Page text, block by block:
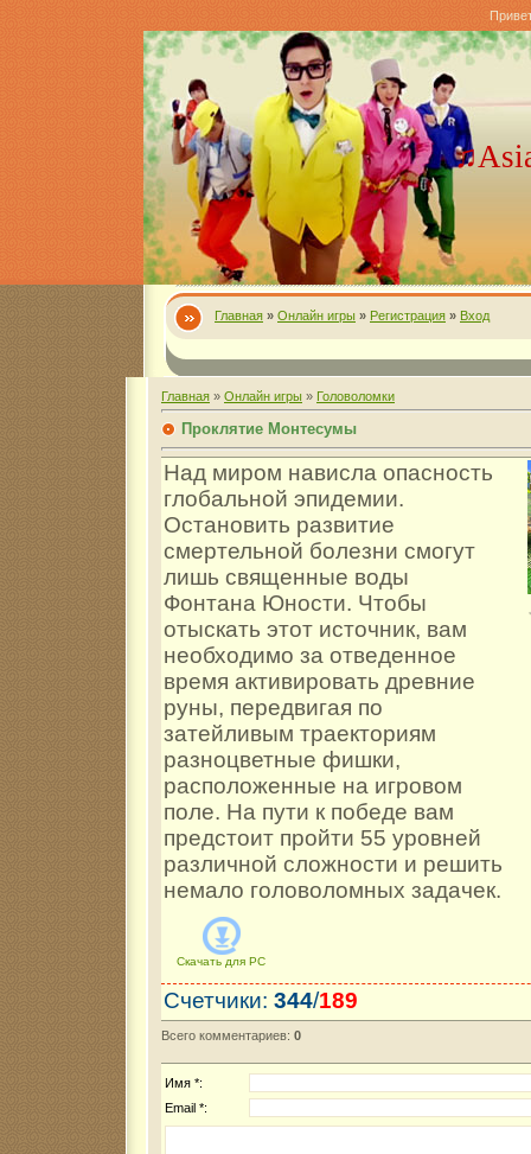
Главная » Онлайн игры » Регистрация » Вход
Главная » Онлайн игры » Головоломки
Проклятие Монтесумы
Над миром нависла опасность
глобальной эпидемии.
Остановить развитие
смертельной болезни смогут
лишь священные воды
Фонтана Юности. Чтобы
отыскать этот источник, вам
необходимо за отведенное
время активировать древние
руны, передвигая по
затейливым траекториям
разноцветные фишки,
расположенные на игровом
поле. На пути к победе вам
предстоит пройти 55 уровней
различной сложности и решить
немало головоломных задачек.
Скачать для PC
Счетчики: 344/189
Всего комментариев: 0
Имя *:
Email *: